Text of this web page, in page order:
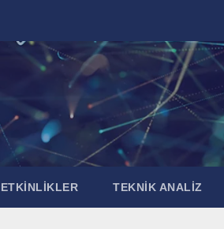
ETKİNLİKLER TEKNİK ANALİZ